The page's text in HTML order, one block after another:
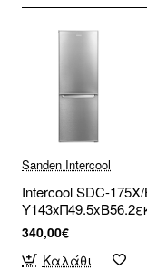
Sanden Intercool
Intercool SDC-
340,00€
Καλάθι